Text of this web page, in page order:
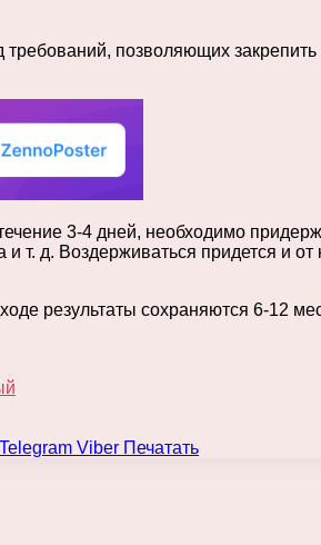
позволяющих
3-4 дней, необходимо
т. д. Воздерживаться придется и
результаты сохраняются 6-12
Telegram Viber Печатать